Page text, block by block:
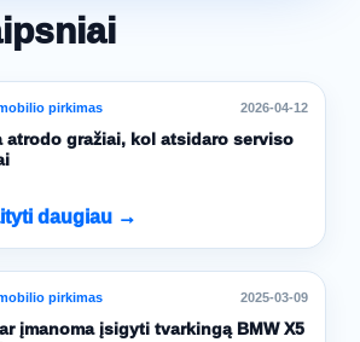
pirkimas 2026-04-12
atrodo gražiai, kol atsidaro serviso
daugiau →
pirkimas 2025-03-09
įmanoma įsigyti tvarkingą BMW X5